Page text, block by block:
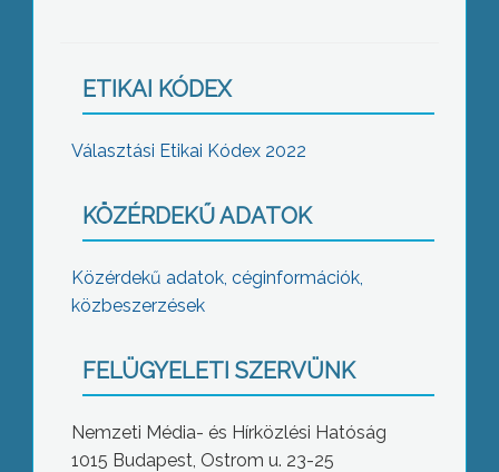
ETIKAI KÓDEX
Választási Etikai Kódex 2022
KÖZÉRDEKŰ ADATOK
Közérdekű adatok, céginformációk,
közbeszerzések
FELÜGYELETI SZERVÜNK
Nemzeti Média- és Hírközlési Hatóság
1015 Budapest, Ostrom u. 23-25